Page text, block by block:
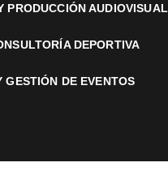
PRODUCCIÓN AUDIOVISUAL
DEPORTIVA
GESTIÓN DE EVENTOS